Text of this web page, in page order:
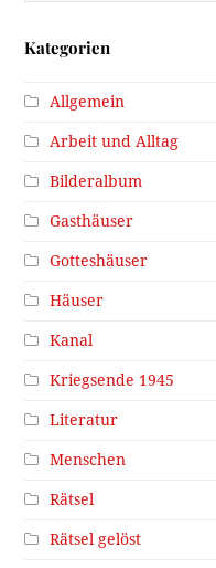
Kategorien
Allgemein
Arbeit und Alltag
Bilderalbum
Gasthäuser
Gotteshäuser
Häuser
Kanal
Kriegsende 1945
Literatur
Menschen
Rätsel
Rätsel gelöst